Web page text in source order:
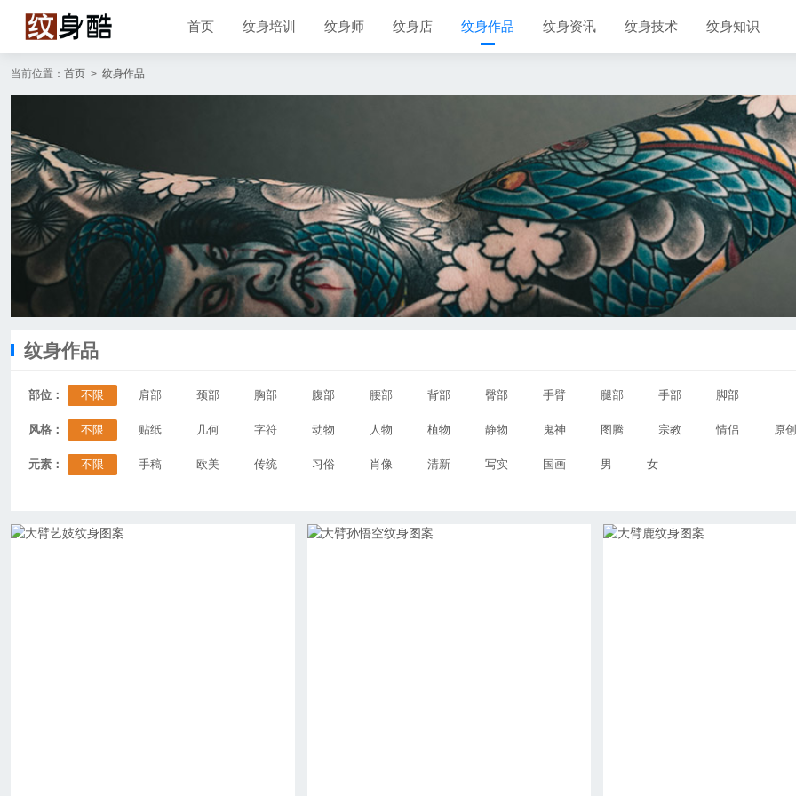
首页 纹身培训 纹身师 纹身店 纹身作品 纹身资讯 纹身技术 纹身知识
当前位置： 首页 > 纹身作品
纹身作品
部位： 不限 肩部 颈部 胸部 腹部 腰部 背部 臀部 手臂 腿部 手部 脚部
风格： 不限 贴纸 几何 字符 动物 人物 植物 静物 鬼神 图腾 宗教 情侣 原创
元素： 不限 手稿 欧美 传统 习俗 肖像 清新 写实 国画 男 女